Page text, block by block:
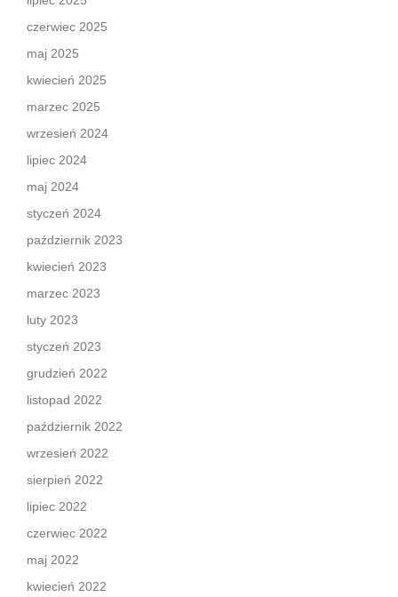
czerwiec 2025
maj 2025
kwiecień 2025
marzec 2025
wrzesień 2024
lipiec 2024
maj 2024
styczeń 2024
październik 2023
kwiecień 2023
marzec 2023
luty 2023
styczeń 2023
grudzień 2022
listopad 2022
październik 2022
wrzesień 2022
sierpień 2022
lipiec 2022
czerwiec 2022
maj 2022
kwiecień 2022